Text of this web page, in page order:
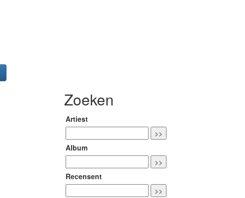
Zoeken
Artiest
Album
Recensent